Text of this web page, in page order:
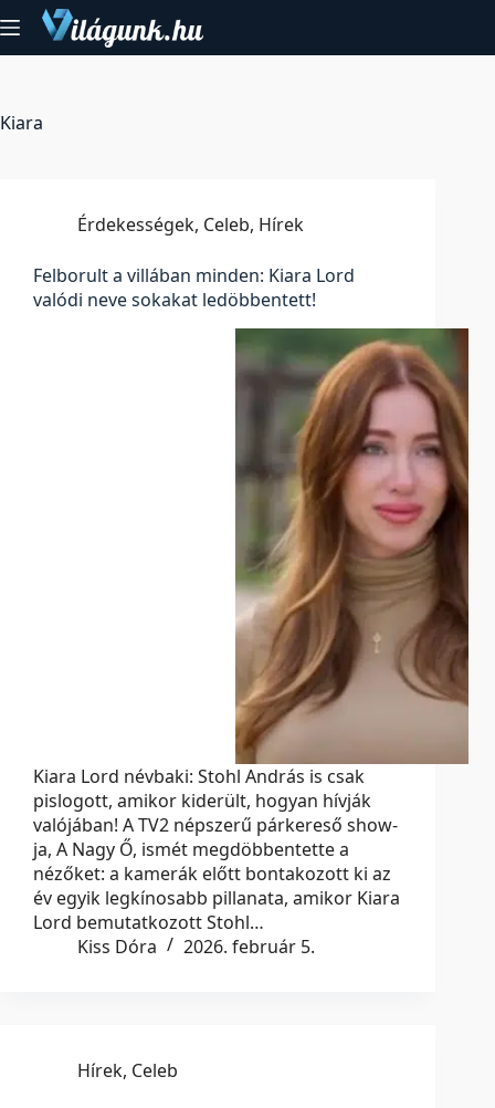
to
content
Kiara
Érdekességek, Celeb, Hírek
Felborult a villában minden: Kiara Lord
valódi neve sokakat ledöbbentett!
Kiara Lord névbaki: Stohl András is csak
pislogott, amikor kiderült, hogyan hívják
valójában! A TV2 népszerű párkereső show-
ja, A Nagy Ő, ismét megdöbbentette a
nézőket: a kamerák előtt bontakozott ki az
év egyik legkínosabb pillanata, amikor Kiara
Lord bemutatkozott Stohl…
Kiss Dóra
2026. február 5.
Hírek, Celeb